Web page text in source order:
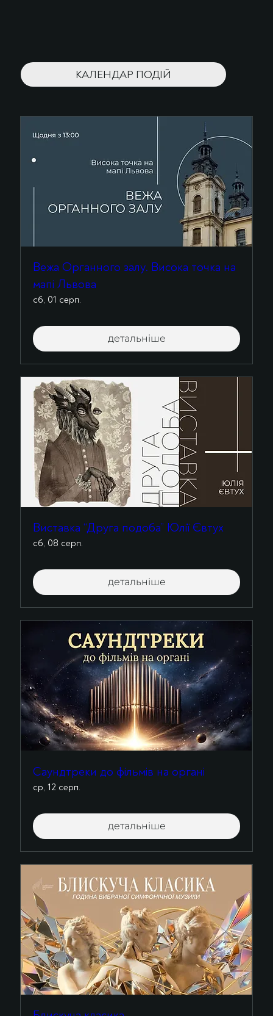
Вежа Органного залу. Висока точка на
мапі Львова
сб, 01 серп.
детальніше
Виставка “Друга подоба” Юлії Євтух
сб, 08 серп.
детальніше
Саундтреки до фільмів на органі
ср, 12 серп.
детальніше
КАЛЕНДАР ПОДІЙ